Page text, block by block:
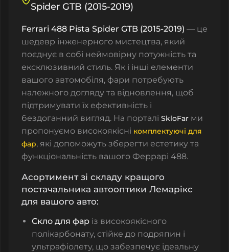
Spider GTB (2015-2019)
Ferrari 488 Pista Spider GTB (2015-2019) — це
шедевр інженерного мистецтва, який
поєднує в собі неймовірну потужність та
ексклюзивний стиль. Як і інші елементи
вашого автомобіля, фари потребують
належного догляду та відновлення, щоб
підтримувати їх ефективність і
бездоганний вигляд. На порталі SkloFar ми
пропонуємо високоякісні комплектуючі для
фар, які допоможуть зберегти естетику та
функціональність вашого Феррарі 488.
Асортимент зі складу кращого
постачальника автооптики Лемарікс
для вашого авто:
Скло для фар із високоякісного
полікарбонату, стійке до подряпин і
ультрафіолету, що забезпечує ідеальну